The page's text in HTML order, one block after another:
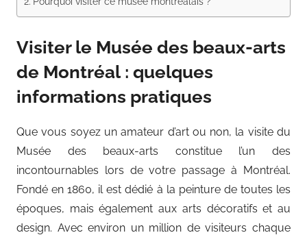
Visiter le Musée des beaux-arts
de Montréal : quelques
informations pratiques
Que vous soyez un amateur d’art ou non, la visite du
Musée des beaux-arts constitue l’un des
incontournables lors de votre passage à Montréal.
Fondé en 1860, il est dédié à la peinture de toutes les
époques, mais également aux arts décoratifs et au
design. Avec environ un million de visiteurs chaque